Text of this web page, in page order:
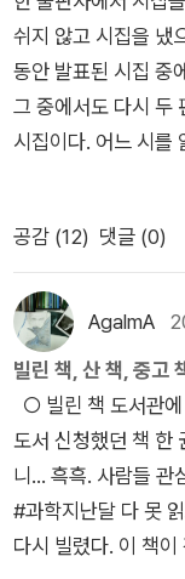
날 찾아오는 죽음뿐
내리고 흰 길 위의
왜 빨리 닳는가. 아
왜 늙은 사람들은 배
에 공중으로 날아오
91) 「삼십 세 」이
서른 살은 온다.시큰
부릅뜬 흰자위로 애
트고장가가는 거야,
의 붉은 신호등이 켜
없는 광물질의 안개
제 새로 꿀 꿈이 없는
손수건이 떨어뜨려
무도 그립지 않을 무
싶다.예민한 감성이
마철에 읽을 거리가
시한권을 끼고 인간
념시집
쉬지 않고 시집을 냈
동안 발표된 시집 중
그 중에서도 다시 두
시집이다. 어느 시를
의 시(이 시집에도
서 구절을 따와 제목
머무를 수 있다는 의
자가 시를 떠나지 않
리 곁에 있다. 세상이
있다. 시집을 엮은
리의 삶을 완전히
는 가능성을 믿도록
것이 바로 지금까지
가 끊임없이 시를
공감 (12) 댓글 (0)
AgalmA
빌린 책, 산 책, 중고
○ 빌린 책 도서관
도서 신청했던 책 한
니... 흑흑. 사람들 관
#과학지난달 다 못
다시 빌렸다. 이 책이